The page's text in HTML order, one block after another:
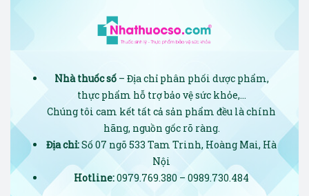
Nhà thuốc số– Địa chỉ phân phối dược phẩm,
thực phẩm hỗ trợ bảo vệ sức khỏe,…
Chúng tôi cam kết tất cả sản phẩm đều là chính
hãng, nguồn gốc rõ ràng.
Địa chỉ:Số 07 ngõ 533 Tam Trinh, Hoàng Mai, Hà
Nội
Hotline:0979.769.380 – 0989.730.484